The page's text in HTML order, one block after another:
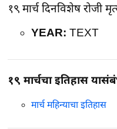
१९ मार्च दिनविशेषरोजी
YEAR: TEXT
१९ मार्चचा इतिहास
मार्च महिन्याचा इतिहास